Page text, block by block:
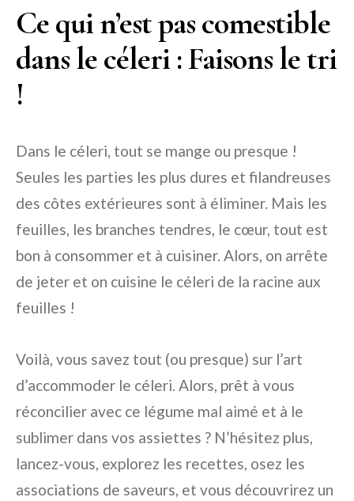
Ce qui n’est pas comestible
dans le céleri : Faisons le tri
!
Dans le céleri, tout se mange ou presque !
Seules les parties les plus dures et filandreuses
des côtes extérieures sont à éliminer. Mais les
feuilles, les branches tendres, le cœur, tout est
bon à consommer et à cuisiner. Alors, on arrête
de jeter et on cuisine le céleri de la racine aux
feuilles !
Voilà, vous savez tout (ou presque) sur l’art
d’accommoder le céleri. Alors, prêt à vous
réconcilier avec ce légume mal aimé et à le
sublimer dans vos assiettes ? N’hésitez plus,
lancez-vous, explorez les recettes, osez les
associations de saveurs, et vous découvrirez un